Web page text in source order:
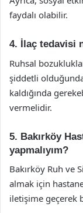
faydalı olabilir.
4. İlaç tedavisi
Ruhsal
şiddetli
kaldığında
vermelidir.
5. Bakırköy
yapmalıyım?
Bakırköy Ruh ve
almak için
iletişime geçerek